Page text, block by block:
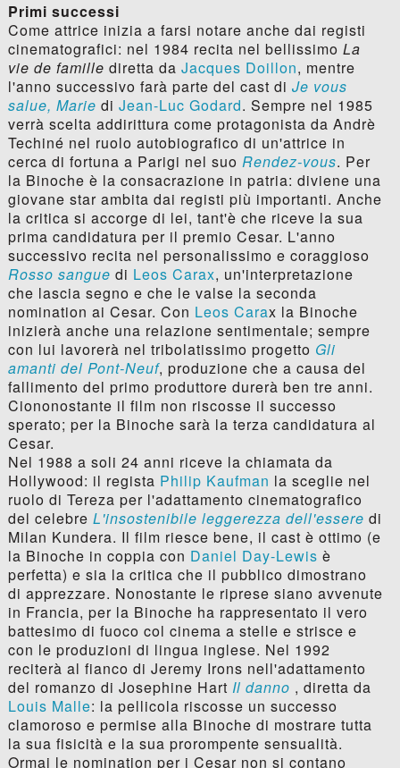
Primi successi
Come attrice inizia a farsi notare anche dai registi
cinematografici: nel 1984 recita nel bellissimo La
vie de famille diretta da Jacques Doillon, mentre
l'anno successivo farà parte del cast di Je vous
salue, Marie di Jean-Luc Godard. Sempre nel 1985
verrà scelta addirittura come protagonista da Andrè
Techiné nel ruolo autobiografico di un'attrice in
cerca di fortuna a Parigi nel suo Rendez-vous. Per
la Binoche è la consacrazione in patria: diviene una
giovane star ambita dai registi più importanti. Anche
la critica si accorge di lei, tant'è che riceve la sua
prima candidatura per il premio Cesar. L'anno
successivo recita nel personalissimo e coraggioso
Rosso sangue di Leos Carax, un'interpretazione
che lascia segno e che le valse la seconda
nomination ai Cesar. Con Leos Carax la Binoche
inizierà anche una relazione sentimentale; sempre
con lui lavorerà nel tribolatissimo progetto Gli
amanti del Pont-Neuf, produzione che a causa del
fallimento del primo produttore durerà ben tre anni.
Ciononostante il film non riscosse il successo
sperato; per la Binoche sarà la terza candidatura al
Cesar.
Nel 1988 a soli 24 anni riceve la chiamata da
Hollywood: il regista Philip Kaufman la sceglie nel
ruolo di Tereza per l'adattamento cinematografico
del celebre L'insostenibile leggerezza dell'essere di
Milan Kundera. Il film riesce bene, il cast è ottimo (e
la Binoche in coppia con Daniel Day-Lewis è
perfetta) e sia la critica che il pubblico dimostrano
di apprezzare. Nonostante le riprese siano avvenute
in Francia, per la Binoche ha rappresentato il vero
battesimo di fuoco col cinema a stelle e strisce e
con le produzioni di lingua inglese. Nel 1992
reciterà al fianco di Jeremy Irons nell'adattamento
del romanzo di Josephine Hart Il danno , diretta da
Louis Malle: la pellicola riscosse un successo
clamoroso e permise alla Binoche di mostrare tutta
la sua fisicità e la sua prorompente sensualità.
Ormai le nomination per i Cesar non si contano